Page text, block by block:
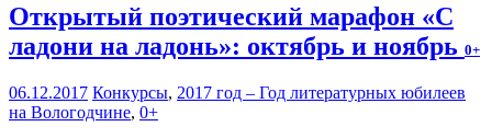
Открытый поэтический марафон «С
ладони на ладонь»: октябрь и ноябрь 0+
06.12.2017 Конкурсы, 2017 год – Год литературных юбилеев
на Вологодчине, 0+